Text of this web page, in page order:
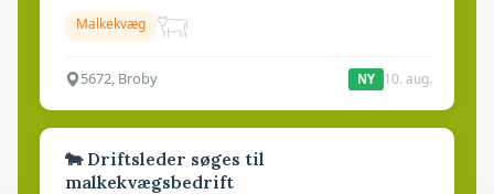
Malkekvæg
5672, Broby NY 10. aug.
🐄 Driftsleder søges til
malkekvægsbedrift